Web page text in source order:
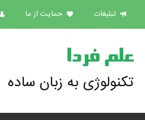
تبلیغات حمایت از ما
علم فردا
تکنولوژی به زبان ساده